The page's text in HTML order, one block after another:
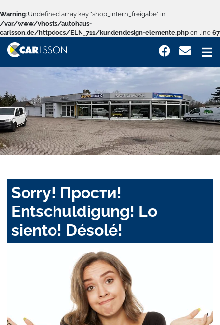
Warning: Undefined array key "shop_intern_freigabe" in
/var/www/vhosts/autohaus-
carlsson.de/httpdocs/ELN_711/kundendesign-elemente.php on line 67
Sorry! Прости!
Entschuldigung! Lo
siento! Désolé!